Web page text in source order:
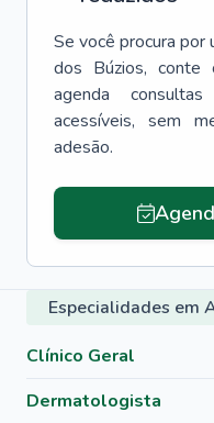
Se você procura por
dos Búzios, conte
agenda
acessíveis, sem
adesão.
Especialidades em
Clínico Geral
Dermatologista